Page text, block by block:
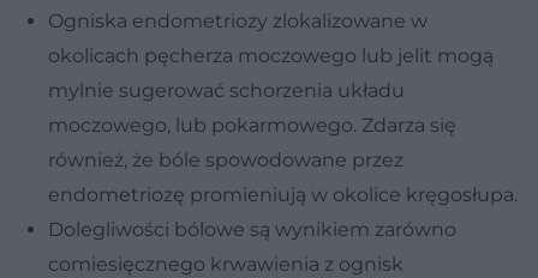
Ogniska endometriozy zlokalizowane w
okolicach pęcherza moczowego lub jelit mogą
mylnie sugerować schorzenia układu
moczowego, lub pokarmowego. Zdarza się
również, że bóle spowodowane przez
endometriozę promieniują w okolice kręgosłupa.
Dolegliwości bólowe są wynikiem zarówno
comiesięcznego krwawienia z ognisk